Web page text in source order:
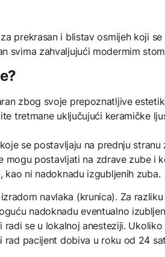
prekrasan i blistav osmijeh koji
svima zahvaljujući modermim
zbog svoje prepoznatljive
tretmane uključujući keramičke
se postavljaju na prednju
mogu postavljati na zdrave zube
ni nadoknadu izgubljenih zuba.
navlaka (krunica). Za
nadoknadu eventualno
radi se u lokalnoj anesteziji.
rad pacijent dobiva u roku od 24